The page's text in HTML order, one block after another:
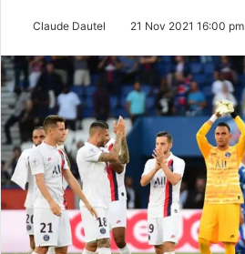
Claude Dautel 21 Nov 2021 16:00 pm